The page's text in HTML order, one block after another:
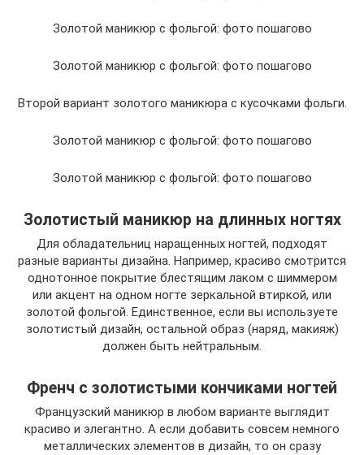
Золотой маникюр с фольгой: фото пошагово
Золотой маникюр с фольгой: фото пошагово
Второй вариант золотого маникюра с кусочками фольги.
Золотой маникюр с фольгой: фото пошагово
Золотой маникюр с фольгой: фото пошагово
Золотистый маникюр на длинных ногтях
Для обладательниц наращенных ногтей, подходят
разные варианты дизайна. Например, красиво смотрится
однотонное покрытие блестящим лаком с шиммером
или акцент на одном ногте зеркальной втиркой, или
золотой фольгой. Единственное, если вы используете
золотистый дизайн, остальной образ (наряд, макияж)
должен быть нейтральным.
Френч с золотистыми кончиками ногтей
Французский маникюр в любом варианте выглядит
красиво и элегантно. А если добавить совсем немного
металлических элементов в дизайн, то он сразу